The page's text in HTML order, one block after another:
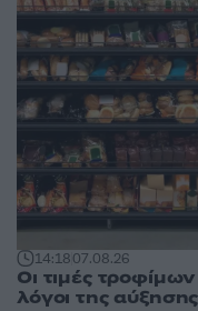
14:1807.08.26
Οι τιμές
λόγοι της αύξησης